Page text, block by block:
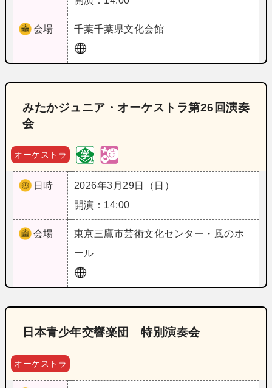
会場 千葉千葉県文化会館
みたかジュニア・オーケストラ第26回演奏
会
オーケストラ
日時
2026年3月29日（日）
開演：14:00
会場 東京三鷹市芸術文化センター・風のホ
ール
日本青少年交響楽団 特別演奏会
オーケストラ